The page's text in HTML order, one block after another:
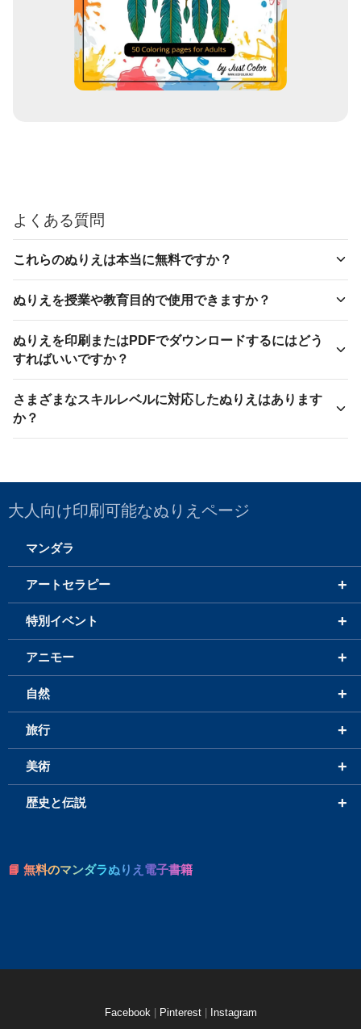
よくある質問
これらのぬりえは本当に無料ですか？
ぬりえを授業や教育目的で使用できますか？
ぬりえを印刷またはPDFでダウンロードするにはどう
すればいいですか？
さまざまなスキルレベルに対応したぬりえはあります
か？
大人向け印刷可能なぬりえページ
マンダラ
+
アートセラピー
+
特別イベント
+
アニモー
+
自然
+
旅行
+
美術
+
歴史と伝説
📘 無料のマンダラぬりえ電子書籍
Facebook Pinterest Instagram